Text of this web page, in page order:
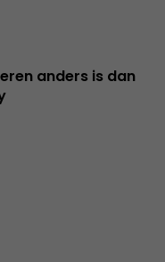
anders is dan